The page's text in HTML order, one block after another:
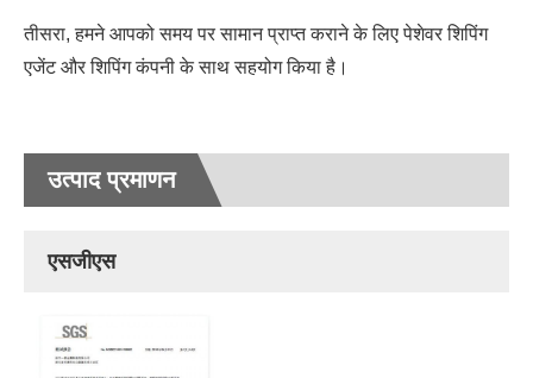
तीसरा, हमने आपको समय पर सामान प्राप्त कराने के लिए पेशेवर शिपिंग
एजेंट और शिपिंग कंपनी के साथ सहयोग किया है।
उत्पाद प्रमाणन
एसजीएस